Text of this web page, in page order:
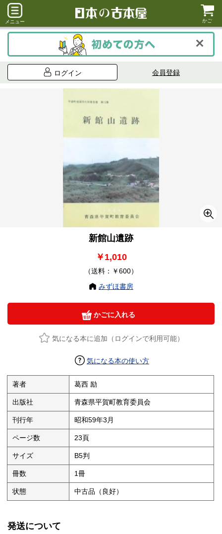
メニュー かご
ログイン 会員登録
新館山遺跡
￥1,010
（送料：￥600）
みずほ書房
かごに入れる
気になる本に追加（ログインで利用可能）
気になる本の使い方
著者 葛西 励
出版社 青森県平賀町教育委員会
刊行年 昭和59年3月
ページ数 23頁
サイズ B5判
冊数 1冊
状態 中古品（良好）
発送について